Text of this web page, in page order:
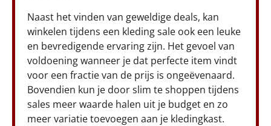
Naast het vinden van geweldige deals, kan
winkelen tijdens een kleding sale ook een leuke
en bevredigende ervaring zijn. Het gevoel van
voldoening wanneer je dat perfecte item vindt
voor een fractie van de prijs is ongeëvenaard.
Bovendien kun je door slim te shoppen tijdens
sales meer waarde halen uit je budget en zo
meer variatie toevoegen aan je kledingkast.